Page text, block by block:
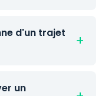
d'un trajet
un